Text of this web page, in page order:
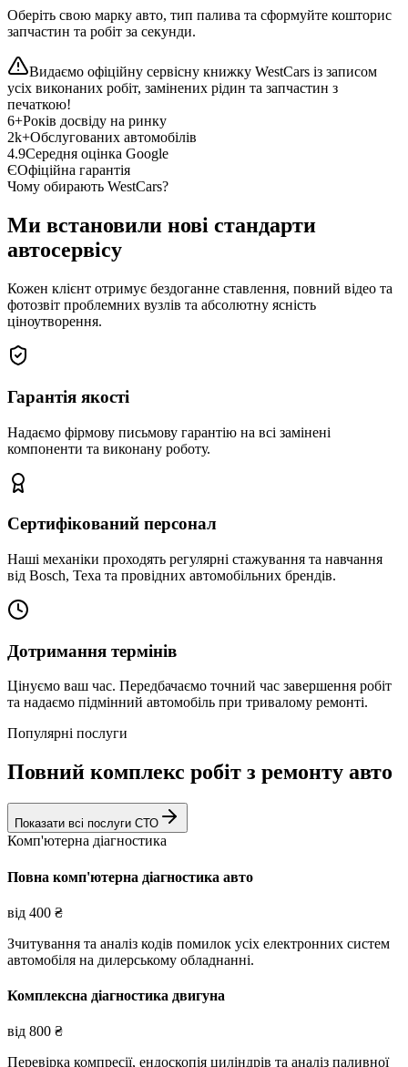
Оберіть свою марку авто, тип палива та сформуйте кошторис
запчастин та робіт за секунди.
Видаємо офіційну сервісну книжку WestCars із записом
усіх виконаних робіт, замінених рідин та запчастин з
печаткою!
6+Років досвіду на ринку
2k+Обслугованих автомобілів
4.9Середня оцінка Google
ЄОфіційна гарантія
Чому обирають WestCars?
Ми встановили нові стандарти
автосервісу
Кожен клієнт отримує бездоганне ставлення, повний відео та
фотозвіт проблемних вузлів та абсолютну ясність
ціноутворення.
Гарантія якості
Надаємо фірмову письмову гарантію на всі замінені
компоненти та виконану роботу.
Сертифікований персонал
Наші механіки проходять регулярні стажування та навчання
від Bosch, Texa та провідних автомобільних брендів.
Дотримання термінів
Цінуємо ваш час. Передбачаємо точний час завершення робіт
та надаємо підмінний автомобіль при тривалому ремонті.
Популярні послуги
Повний комплекс робіт з ремонту авто
Показати всі послуги СТО
Комп'ютерна діагностика
Повна комп'ютерна діагностика авто
від 400 ₴
Зчитування та аналіз кодів помилок усіх електронних систем
автомобіля на дилерському обладнанні.
Комплексна діагностика двигуна
від 800 ₴
Перевірка компресії, ендоскопія циліндрів та аналіз паливної